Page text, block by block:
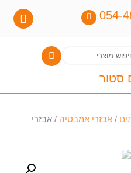
054-
/ אבזרי אמבטיה / אבזרי